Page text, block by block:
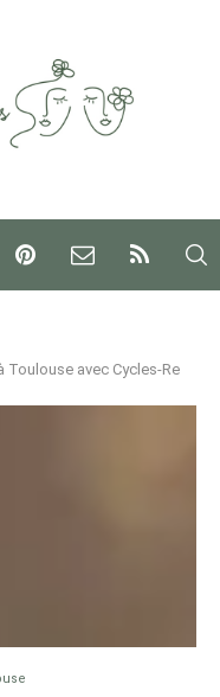
Toulouse avec Cycles-Re